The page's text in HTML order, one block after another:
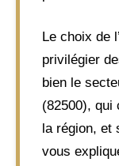
Le choix de
privilégier
bien le
(82500), qui
la région, et
vous